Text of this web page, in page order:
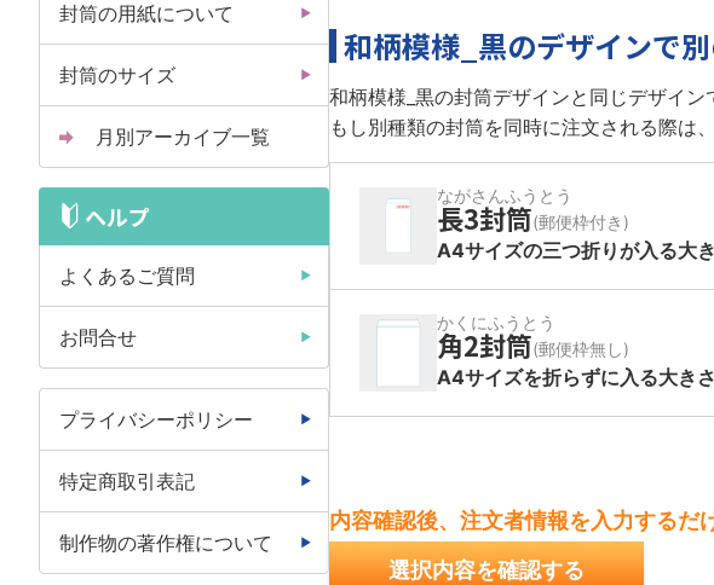
封筒の用紙について
封筒のサイズ
月別アーカイブ一覧
ヘルプ
よくあるご質問
お問合せ
プライバシーポリシー
特定商取引表記
制作物の著作権について
和柄模様_黒のデザインで
和柄模様_黒の封筒デザインと同じデザイ
もし別種類の封筒を同時に注文される際は
ながさんふうとう
長3封筒(郵便枠付き)
A4サイズの三つ折りが入る大
かくにふうとう
角2封筒(郵便枠無し)
A4サイズを折らずに入る大きさ
内容確認後、注文者情報を入力するだ
選択内容を確認する